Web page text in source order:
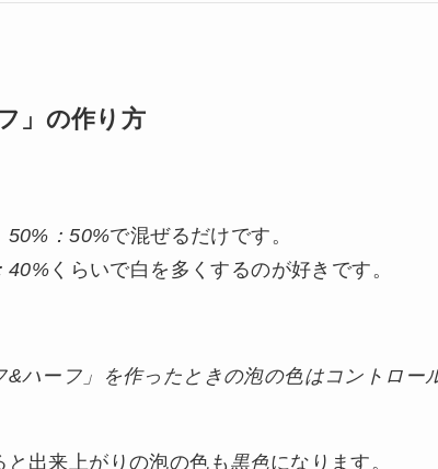
」の作り方
50%：50%で混ぜるだけです。
40%くらいで白を多くするのが好きです。
&ハーフ」を作ったときの泡の色はコントロー
と出来上がりの泡の色も 黒色になります。